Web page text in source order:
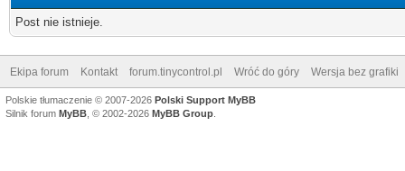
Post nie istnieje.
Ekipa forum Kontakt forum.tinycontrol.pl Wróć do góry Wersja bez grafiki
Polskie tłumaczenie © 2007-2026 Polski Support MyBB
Silnik forum MyBB , © 2002-2026 MyBB Group